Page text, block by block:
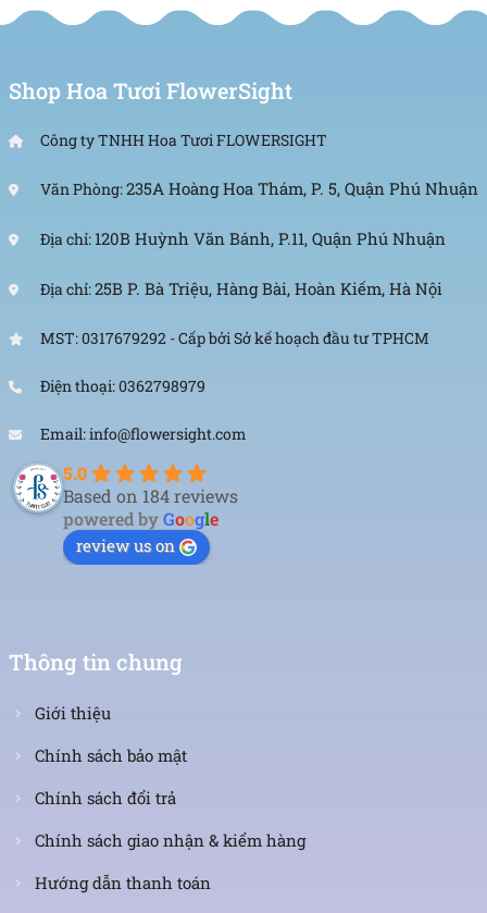
Shop Hoa Tươi FlowerSight
Công ty TNHH Hoa Tươi FLOWERSIGHT
Văn Phòng:235A Hoàng Hoa Thám, P. 5, Quận Phú Nhuận
Địa chỉ: 120B Huỳnh Văn Bánh, P.11, Quận Phú Nhuận
Địa chỉ:25B P. Bà Triệu, Hàng Bài, Hoàn Kiếm, Hà Nội
MST: 0317679292 - Cấp bởi Sở kế hoạch đầu tư TPHCM
Điện thoại: 0362798979
Email: info@flowersight.com
5.0
Based on 184 reviews
powered byGoogle
review us on
Thông tin chung
Giới thiệu
Chính sách bảo mật
Chính sách đổi trả
Chính sách giao nhận & kiểm hàng
Hướng dẫn thanh toán